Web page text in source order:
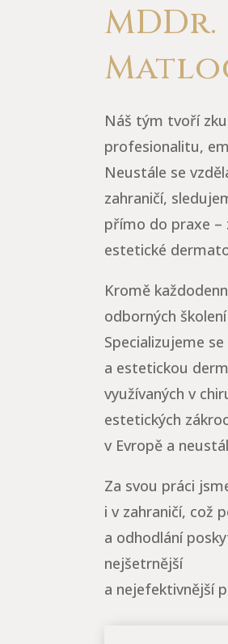
Náš tým tvoří
profesionalitu,
Neustále se
zahraničí,
přímo do praxe –
estetické
Kromě
odborných
Specializujeme
a estetickou
využívaných v
estetických
v Evropě a
Za svou práci
i v zahraničí, což
a odhodlání
nejšetrnější
a nejefektivnější